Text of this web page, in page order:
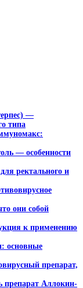
—
типа
— особенности
ректального и
они собой
к применению
основные
препарат,
препарат Аллокин-